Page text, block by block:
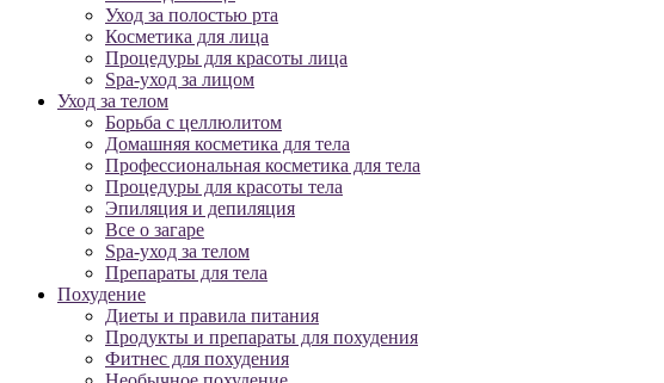
Уход за полостью рта
Косметика для лица
Процедуры для красоты лица
Spa-уход за лицом
Уход за телом
Борьба с целлюлитом
Домашняя косметика для тела
Профессиональная косметика для тела
Процедуры для красоты тела
Эпиляция и депиляция
Все о загаре
Spa-уход за телом
Препараты для тела
Похудение
Диеты и правила питания
Продукты и препараты для похудения
Фитнес для похудения